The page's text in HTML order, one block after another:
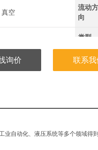
真空
流动方
向
类型
位置)
化工,能源,电子/电池,电
询价 联系我
自动化、液压系统等多个领域得